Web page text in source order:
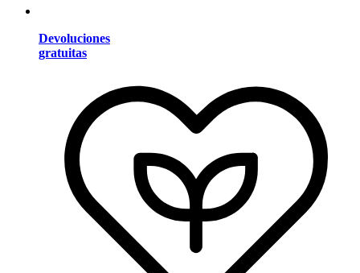
Devoluciones
gratuitas